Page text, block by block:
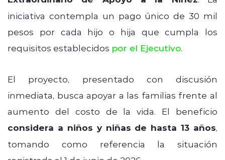
iniciativa contempla un pago único de 30 mil
pesos por cada hijo o hija que cumpla los
requisitos establecidos por el Ejecutivo.
El proyecto, presentado con discusión
inmediata, busca apoyar a las familias frente al
aumento del costo de la vida. El beneficio
considera a niños y niñas de hasta 13 años,
tomando como referencia la situación